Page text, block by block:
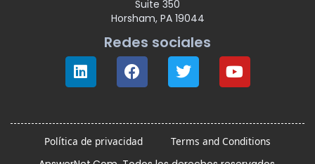
Suite 350
Horsham, PA 19044
Redes sociales
Política de privacidad Terms and Conditions